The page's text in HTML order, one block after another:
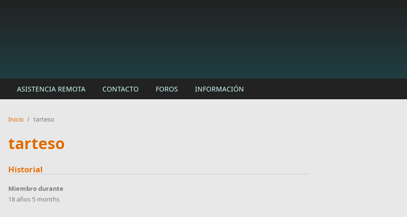
ASISTENCIA REMOTA CONTACTO FOROS INFORMACIÓN
Inicio / tarteso
tarteso
Historial
Miembro durante
18 años 5 months